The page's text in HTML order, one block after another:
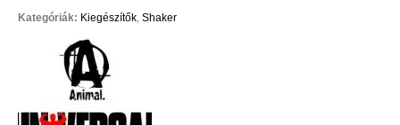
Kategóriák: Kiegészítők, Shaker